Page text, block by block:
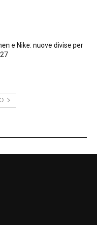
e Nike: nuove divise per